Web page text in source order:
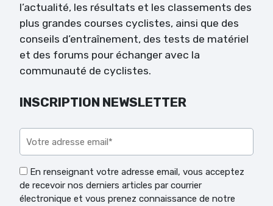
l’actualité, les résultats et les classements des
plus grandes courses cyclistes, ainsi que des
conseils d’entraînement, des tests de matériel
et des forums pour échanger avec la
communauté de cyclistes.
INSCRIPTION NEWSLETTER
En renseignant votre adresse email, vous acceptez
de recevoir nos derniers articles par courrier
électronique et vous prenez connaissance de notre